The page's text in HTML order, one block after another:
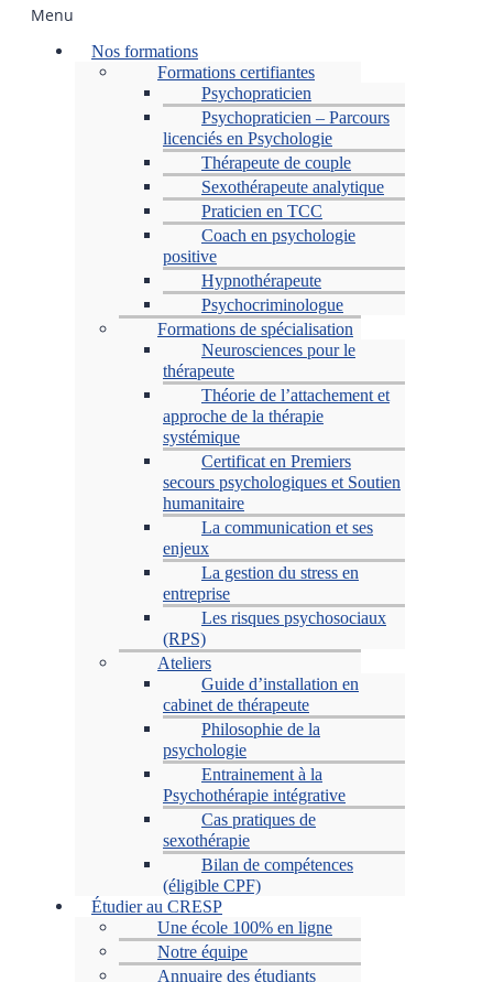
Menu
Nos formations
Formations certifiantes
Psychopraticien
Psychopraticien – Parcours
licenciés en Psychologie
Thérapeute de couple
Sexothérapeute analytique
Praticien en TCC
Coach en psychologie
positive
Hypnothérapeute
Psychocriminologue
Formations de spécialisation
Neurosciences pour le
thérapeute
Théorie de l’attachement et
approche de la thérapie
systémique
Certificat en Premiers
secours psychologiques et Soutien
humanitaire
La communication et ses
enjeux
La gestion du stress en
entreprise
Les risques psychosociaux
(RPS)
Ateliers
Guide d’installation en
cabinet de thérapeute
Philosophie de la
psychologie
Entrainement à la
Psychothérapie intégrative
Cas pratiques de
sexothérapie
Bilan de compétences
(éligible CPF)
Étudier au CRESP
Une école 100% en ligne
Notre équipe
Annuaire des étudiants